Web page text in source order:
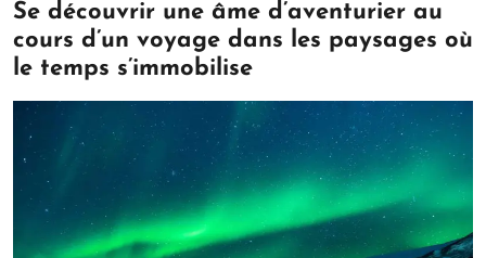
Se découvrir une âme d’aventurier au
cours d’un voyage dans les paysages où
le temps s’immobilise